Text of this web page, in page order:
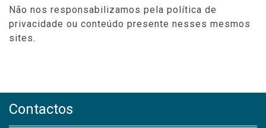
Não nos responsabilizamos pela política de
privacidade ou conteúdo presente nesses mesmos
sites.
Contactos